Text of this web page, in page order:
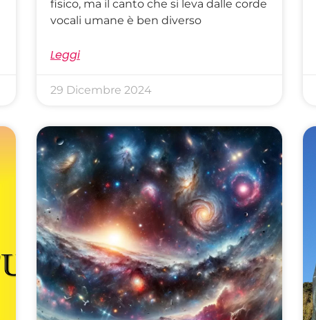
fisico, ma il canto che si leva dalle corde
vocali umane è ben diverso
Leggi
29 Dicembre 2024